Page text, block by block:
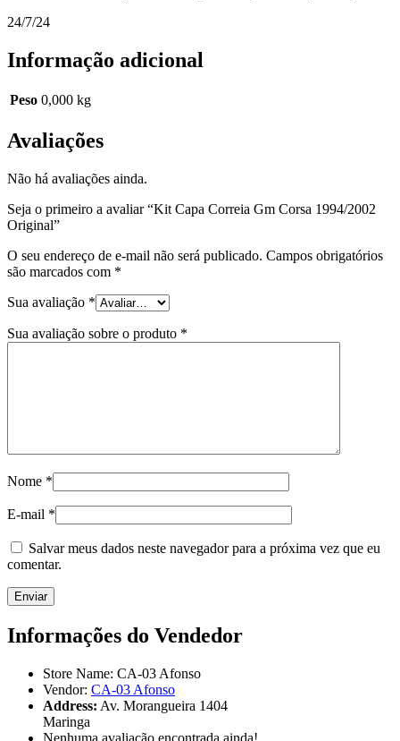
24/7/24
Informação adicional
Peso 0,000 kg
Avaliações
Não há avaliações ainda.
Seja o primeiro a avaliar “Kit Capa Correia Gm Corsa 1994/2002
Original”
O seu endereço de e-mail não será publicado. Campos obrigatórios
são marcados com *
Sua avaliação *
Sua avaliação sobre o produto *
Nome *
E-mail *
Salvar meus dados neste navegador para a próxima vez que eu
comentar.
Informações do Vendedor
Store Name: CA-03 Afonso
Vendor: CA-03 Afonso
Address: Av. Morangueira 1404
Maringa